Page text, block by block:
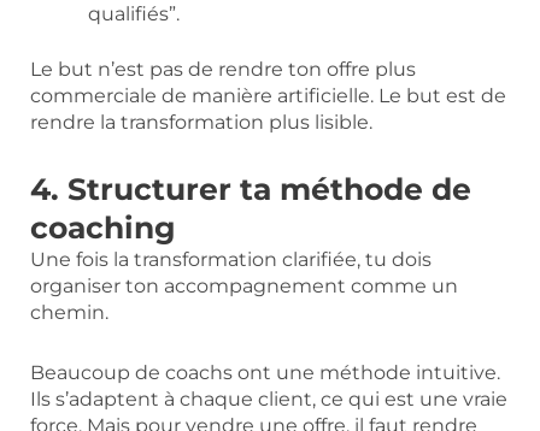
qualifiés”.
Le but n’est pas de rendre ton offre plus
commerciale de manière artificielle. Le but est de
rendre la transformation plus lisible.
4. Structurer ta méthode de
coaching
Une fois la transformation clarifiée, tu dois
organiser ton accompagnement comme un
chemin.
Beaucoup de coachs ont une méthode intuitive.
Ils s’adaptent à chaque client, ce qui est une vraie
force. Mais pour vendre une offre, il faut rendre